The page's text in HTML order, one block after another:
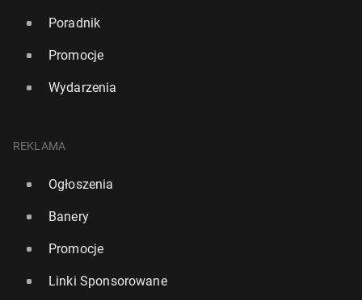
Poradnik
Promocje
Wydarzenia
REKLAMA
Ogłoszenia
Banery
Promocje
Linki Sponsorowane